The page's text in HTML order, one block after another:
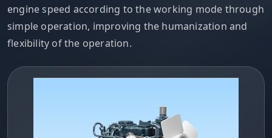
engine speed according to the working mode through
simple operation, improving the humanization and
flexibility of the operation.